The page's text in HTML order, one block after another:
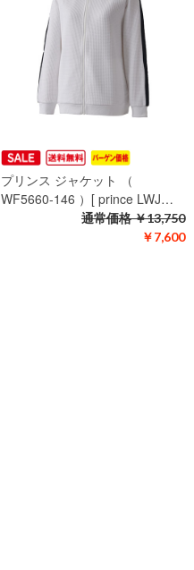
プリンス ジャケット （
WF5660-146 ）[ prince LWJ…
￥7,600
通常価格￥13,750